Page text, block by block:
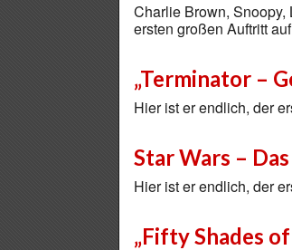
Charlie Brown, Snoopy,
ersten großen Auftritt
„Terminator –
Hier ist er endlich, der
Star Wars –
Hier ist er endlich, der
„Fifty Shades